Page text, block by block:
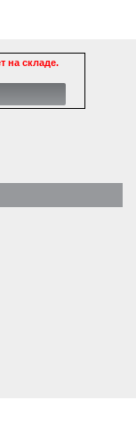
на складе.